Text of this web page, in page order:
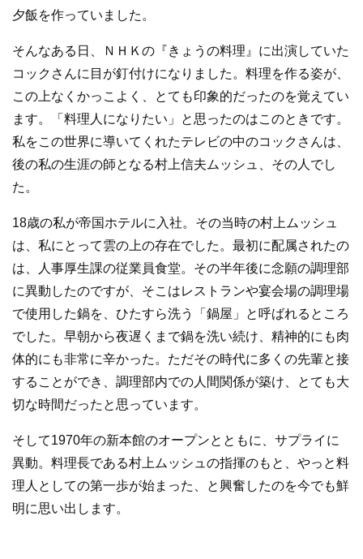
夕飯を作っていました。
そんなある日、ＮＨＫの『きょうの料理』に出演していた
コックさんに目が釘付けになりました。料理を作る姿が、
この上なくかっこよく、とても印象的だったのを覚えてい
ます。「料理人になりたい」と思ったのはこのときです。
私をこの世界に導いてくれたテレビの中のコックさんは、
後の私の生涯の師となる村上信夫ムッシュ、その人でし
た。
18歳の私が帝国ホテルに入社。その当時の村上ムッシュ
は、私にとって雲の上の存在でした。最初に配属されたの
は、人事厚生課の従業員食堂。その半年後に念願の調理部
に異動したのですが、そこはレストランや宴会場の調理場
で使用した鍋を、ひたすら洗う「鍋屋」と呼ばれるところ
でした。早朝から夜遅くまで鍋を洗い続け、精神的にも肉
体的にも非常に辛かった。ただその時代に多くの先輩と接
することができ、調理部内での人間関係が築け、とても大
切な時間だったと思っています。
そして1970年の新本館のオープンとともに、サプライに
異動。料理長である村上ムッシュの指揮のもと、やっと料
理人としての第一歩が始まった、と興奮したのを今でも鮮
明に思い出します。